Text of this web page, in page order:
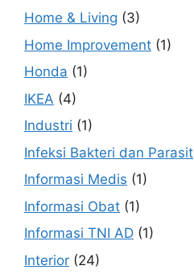
Home & Living (3)
Home Improvement (1)
Honda (1)
IKEA (4)
Industri (1)
Infeksi Bakteri dan Parasit
Informasi Medis (1)
Informasi Obat (1)
Informasi TNI AD (1)
Interior (24)